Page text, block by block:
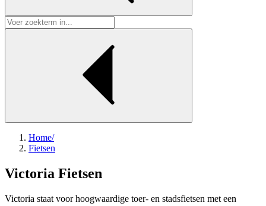
Home/
Fietsen
Victoria Fietsen
Victoria staat voor hoogwaardige toer- en stadsfietsen met een